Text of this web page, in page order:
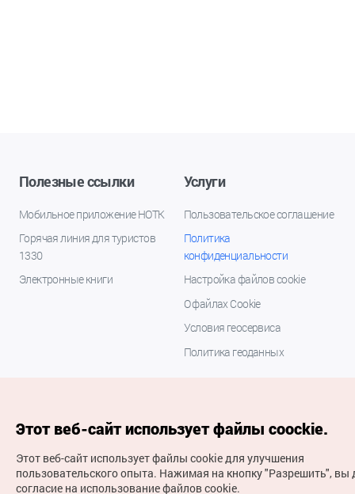
Полезные ссылки
Мобильное приложение НОТК
Горячая линия для туристов
1330
Электронные книги
Услуги
Пользовательское соглашение
Политика
конфиденциальности
Настройка файлов cookie
О файлах Cookie
Условия геосервиса
Политика геоданных
Этот веб-сайт использует файлы coockie.
Этот веб-сайт использует файлы cookie для улучшения
пользовательского опыта. Нажимая на кнопку "Разрешить", вы
согласие на использование файлов cookie.